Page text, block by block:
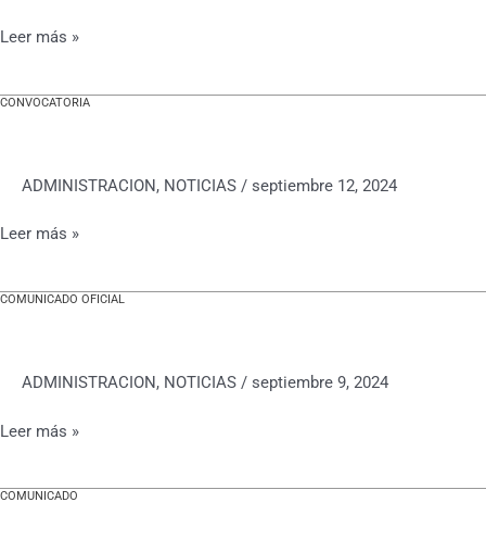
Leer más »
CONVOCATORIA
ADMINISTRACION, NOTICIAS / septiembre 12, 2024
CONVOCATORIA
Leer más »
COMUNICADO OFICIAL
ADMINISTRACION, NOTICIAS / septiembre 9, 2024
COMUNICADO
Leer más »
COMUNICADO
COMUNICADO